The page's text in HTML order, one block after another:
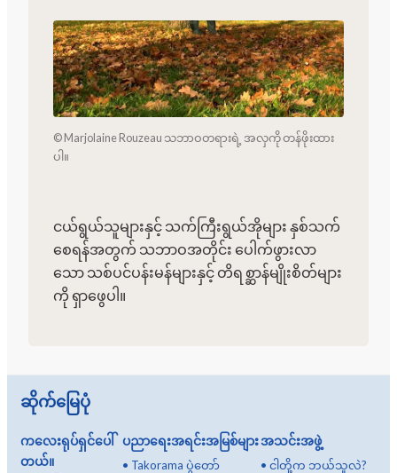
© Marjolaine Rouzeau သဘာဝတရားရဲ့ အလှကို တန်ဖိုးထား
ပါ။
ငယ်ရွယ်သူများနှင့် သက်ကြီးရွယ်အိုများ နှစ်သက်
စေရန်အတွက် သဘာဝအတိုင်း ပေါက်ဖွားလာ
သော သစ်ပင်ပန်းမန်များနှင့် တိရစ္ဆာန်မျိုးစိတ်များ
ကို ရှာဖွေပါ။
ဆိုက်မြေပုံ
ကလေးရုပ်ရှင်ပေါ်
တယ်။
ပညာရေးအရင်းအမြစ်များ
• Takorama ပွဲတော်
အသင်းအဖွဲ့
•ငါတို့က ဘယ်သူလဲ?